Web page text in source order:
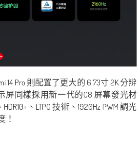
14 Pro 則配置了更大的 6.73寸 2K 分辨
屏同樣採用新一代的C8 屏幕發光材
、LTPO 技術、1920Hz PWM 調光
！